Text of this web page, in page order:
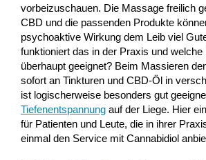
vorbeizuschauen. Die Massage freilich
CBD und die passenden Produkte
psychoaktive Wirkung dem Leib viel
funktioniert das in der Praxis und welche
überhaupt geeignet? Beim Massieren
sofort an Tinkturen und CBD-Öl in
ist logischerweise besonders gut
Tiefenentspannung auf der Liege. Hier
für Patienten und Leute, die in ihrer
einmal den Service mit Cannabidiol